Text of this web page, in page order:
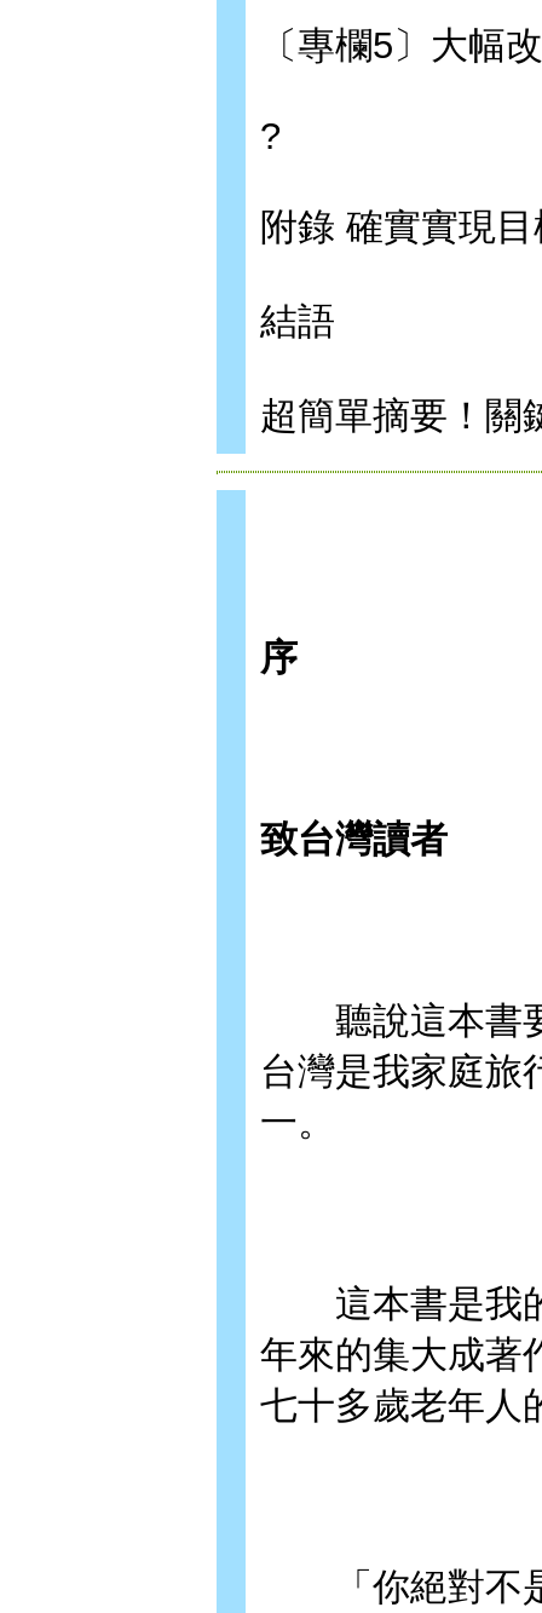
〔專欄5〕大幅
?
附錄 確實實現
結語
超簡單摘要！關
序
致台灣讀者
聽說這本書要
台灣是我家庭旅
一。
這本書是我的
年來的集大成著
七十多歲老年人
「你絕對不是